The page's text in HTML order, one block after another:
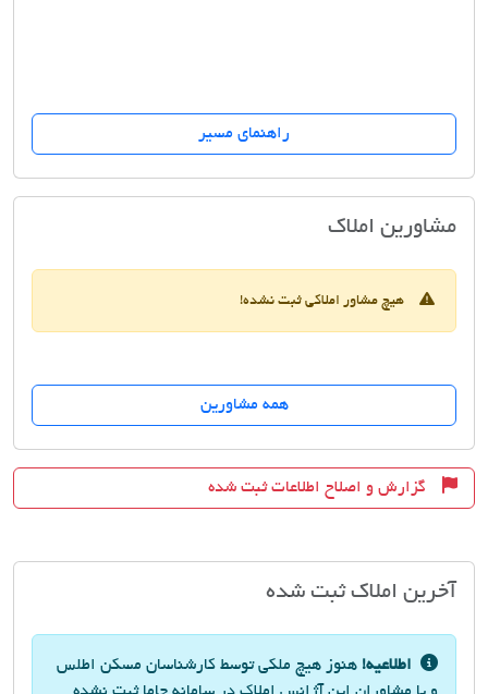
راهنمای مسیر
مشاورین املاککارشناسان مسکن اطلس
هیچ مشاور املاکی ثبت نشده!
همه مشاورین
گزارش و اصلاح اطلاعات ثبت شده
آخرین املاک ثبت شده
اطلاعیه! هنوز هیچ ملکی توسط کارشناسان مسکن اطلس